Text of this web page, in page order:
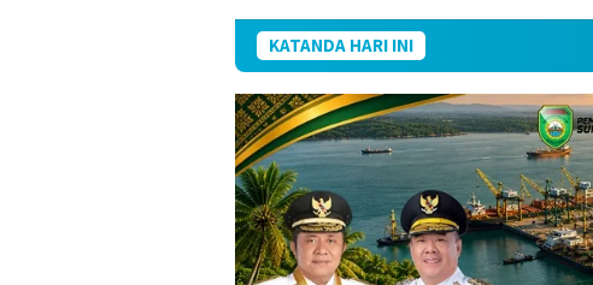
KATANDA HARI INI